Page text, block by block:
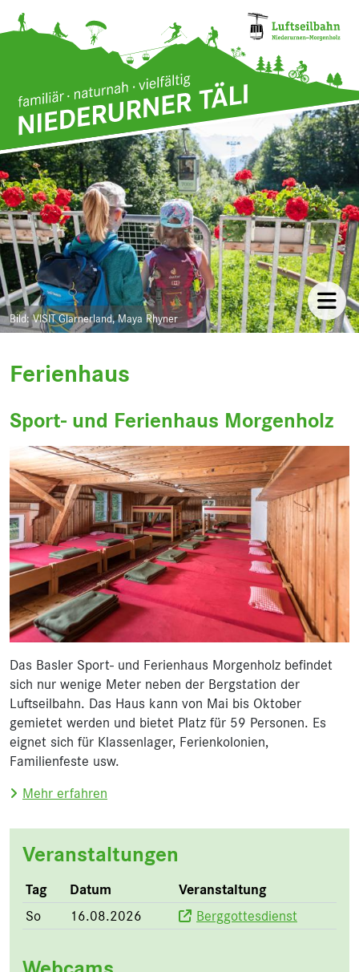
Direkt zum Inhalt
Bild VISIT Glarnerland, Maya Rhyner
Ferienhaus
Sport- und Ferienhaus Morgenholz
Das Basler Sport- und Ferienhaus Morgenholz befindet
sich nur wenige Meter neben der Bergstation der
Luftseilbahn. Das Haus kann von Mai bis Oktober
gemietet werden und bietet Platz für 59 Personen. Es
eignet sich für Klassenlager, Ferienkolonien,
Familienfeste usw.
Mehr erfahren
Veranstaltungen
Tag Datum Veranstaltung
So 16.08.2026 Berggottesdienst